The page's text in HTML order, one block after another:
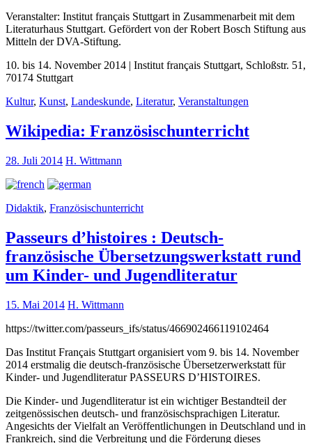
Veranstalter: Institut français Stuttgart in Zusammenarbeit mit dem
Literaturhaus Stuttgart. Gefördert von der Robert Bosch Stiftung aus
Mitteln der DVA-Stiftung.
10. bis 14. November 2014 | Institut français Stuttgart, Schloßstr. 51,
70174 Stuttgart
Kultur, Kunst, Landeskunde, Literatur, Veranstaltungen
Wikipedia: Französischunterricht
28. Juli 2014 H. Wittmann
Didaktik, Französischunterricht
Passeurs d’histoires : Deutsch-
französische Übersetzungswerkstatt rund
um Kinder- und Jugendliteratur
15. Mai 2014 H. Wittmann
https://twitter.com/passeurs_ifs/status/466902466119102464
Das Institut Français Stuttgart organisiert vom 9. bis 14. November
2014 erstmalig die deutsch-französische Übersetzerwerkstatt für
Kinder- und Jugendliteratur PASSEURS D’HISTOIRES.
Die Kinder- und Jugendliteratur ist ein wichtiger Bestandteil der
zeitgenössischen deutsch- und französischsprachigen Literatur.
Angesichts der Vielfalt an Veröffentlichungen in Deutschland und in
Frankreich, sind die Verbreitung und die Förderung dieses